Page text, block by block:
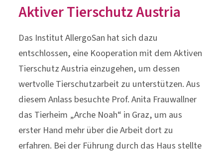
Aktiver Tierschutz Austria
Das Institut AllergoSan hat sich dazu
entschlossen, eine Kooperation mit dem Aktiven
Tierschutz Austria einzugehen, um dessen
wertvolle Tierschutzarbeit zu unterstützen. Aus
diesem Anlass besuchte Prof. Anita Frauwallner
das Tierheim „Arche Noah“ in Graz, um aus
erster Hand mehr über die Arbeit dort zu
erfahren. Bei der Führung durch das Haus stellte